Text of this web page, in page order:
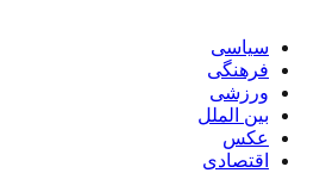
سیاسی
فرهنگی
ورزشی
بین الملل
عکس
اقتصادی